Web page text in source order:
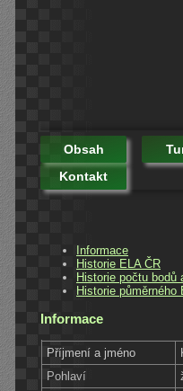
Obsah
Kontakt
Informace
Historie ELA ČR
Historie počtu bodů
Historie půměrného
Informace
Příjmení a jméno
Pohlaví